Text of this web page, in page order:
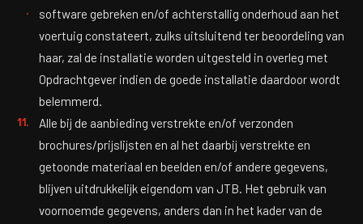
software gebreken en/of achterstallig onderhoud aan het
voertuig constateert, zulks uitsluitend ter beoordeling van
haar, zal de installatie worden uitgesteld in overleg met
Opdrachtgever indien de goede installatie daardoor wordt
belemmerd.
Alle bij de aanbieding verstrekte en/of verzonden
brochures/prijslijsten en al het daarbij verstrekte en
getoonde materiaal en beelden en/of andere gegevens,
blijven uitdrukkelijk eigendom van JTB. Het gebruik van
voornoemde gegevens, anders dan in het kader van de